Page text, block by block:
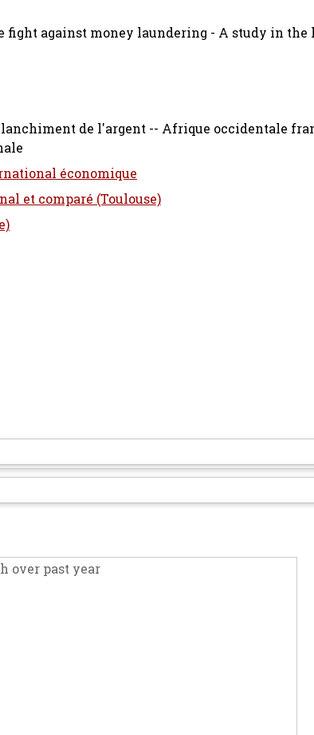
against money laundering - A study in the
de l'argent -- Afrique occidentale
économique
et comparé (Toulouse)
over past year